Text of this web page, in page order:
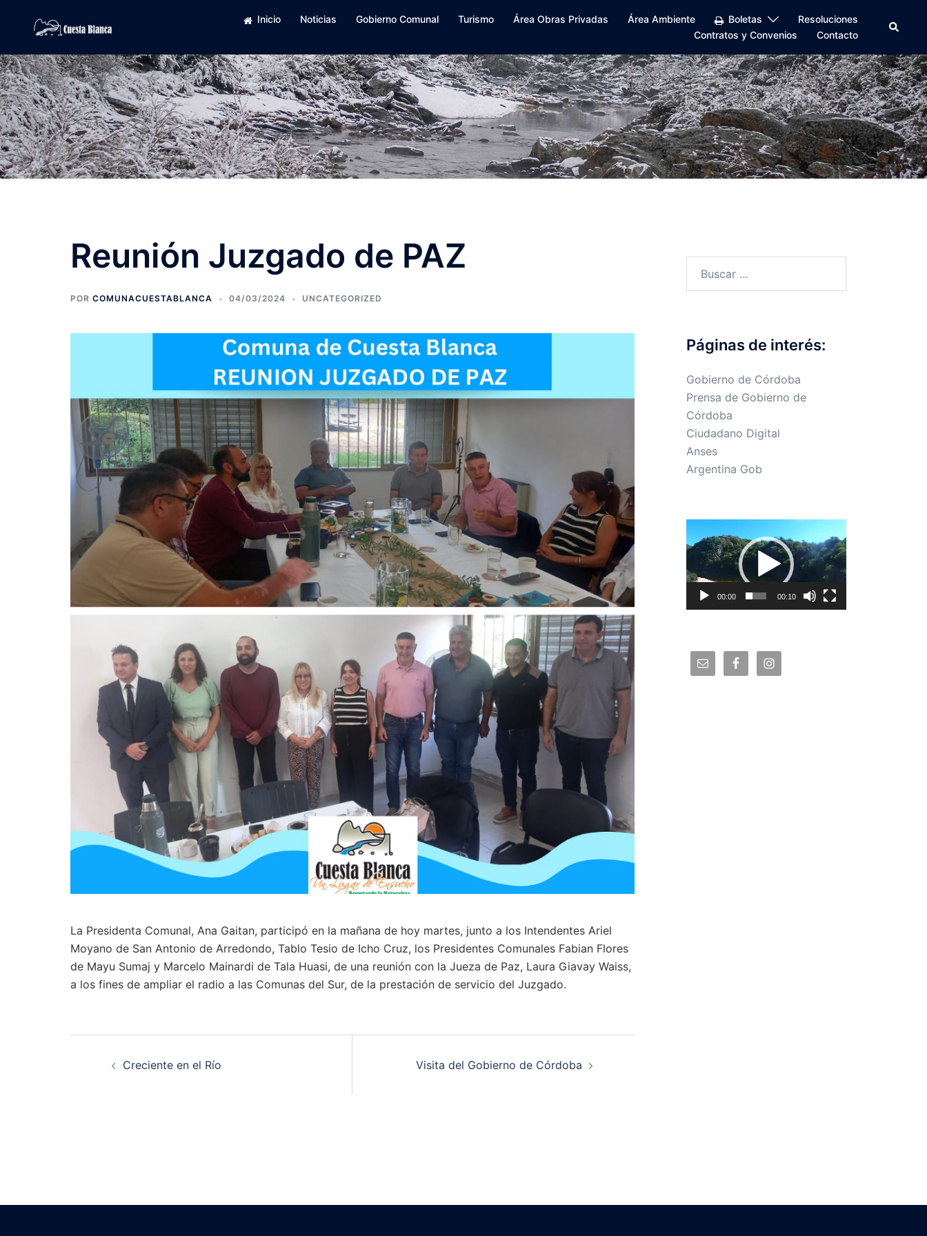
Inicio Noticias Gobierno Comunal Turismo Área Obras Privadas Área Ambiente Boletas
Resoluciones
Contratos y Convenios
Contacto
Buscar
Reunión Juzgado de PAZ
POR COMUNACUESTABLANCA 04/03/2024 UNCATEGORIZED
La Presidenta Comunal, Ana Gaitan, participó en la mañana de hoy martes, junto a los Intendentes Ariel
Moyano de San Antonio de Arredondo, Tablo Tesio de Icho Cruz, los Presidentes Comunales Fabian Flores
de Mayu Sumaj y Marcelo Mainardi de Tala Huasi, de una reunión con la Jueza de Paz, Laura Giavay Waiss,
a los fines de ampliar el radio a las Comunas del Sur, de la prestación de servicio del Juzgado.
Creciente en el Río Visita del Gobierno de Córdoba
Páginas de interés:
Gobierno de Córdoba
Prensa de Gobierno de
Córdoba
Ciudadano Digital
Anses
Argentina Gob
de
vídeo
00:00 00:10